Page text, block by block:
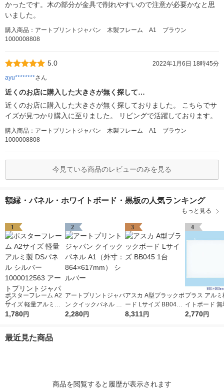
かったです。木の部分が金具で削れやすいので注意が必要かなと思
いました。
購入商品：アートプリントジャパン 木製フレーム A1 ブラウン
1000008808
5.0
2022年1月6日 18時45分
ayu********さん
近くのお店に購入した大きさが無く探して…
近くのお店に購入した大きさが無く探しておりました。 こちらでサ
イズが見つかり購入に至りました。 リビングで活躍しております。
購入商品：アートプリントジャパン 木製フレーム A1 ブラウン
1000008808
今見ている商品のレビューのみを見る
額縁・パネル・ホワイトボード・黒板の人気ランキング
もっと見る
1
ポスターフレーム A2
サイズ 軽量アルミ製
DSパネル シルバー 1
1,780円
2
アートプリントジャパ
ン クイックパネル A1
（外寸：864×617m
2,280円
3
アスカ A型ブラックボ
ード Lサイズ BB045 1
台
8,311円
4
プラス アル
イトボード
600mm 壁掛
2,770円
最近見た商品
商品を閲覧すると履歴が表示されます